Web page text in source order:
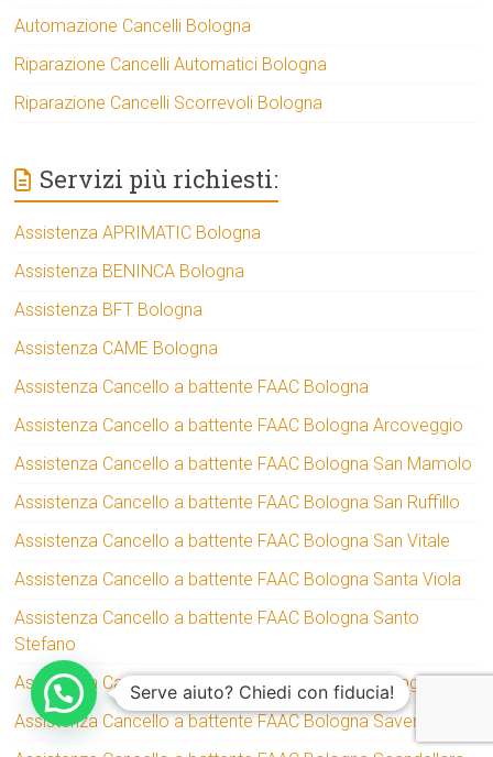
Automazione Cancelli Bologna
Riparazione Cancelli Automatici Bologna
Riparazione Cancelli Scorrevoli Bologna
Servizi più richiesti:
Assistenza APRIMATIC Bologna
Assistenza BENINCA Bologna
Assistenza BFT Bologna
Assistenza CAME Bologna
Assistenza Cancello a battente FAAC Bologna
Assistenza Cancello a battente FAAC Bologna Arcoveggio
Assistenza Cancello a battente FAAC Bologna San Mamolo
Assistenza Cancello a battente FAAC Bologna San Ruffillo
Assistenza Cancello a battente FAAC Bologna San Vitale
Assistenza Cancello a battente FAAC Bologna Santa Viola
Assistenza Cancello a battente FAAC Bologna Santo
Stefano
Assistenza Cancello a battente FAAC Bologna Saragozza
Assistenza Cancello a battente FAAC Bologna Savena
Serve aiuto? Chiedi con fiducia!